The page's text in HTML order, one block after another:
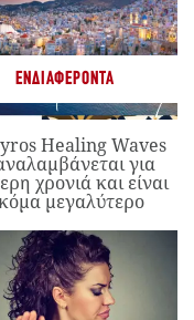
ΕΝΔΙΑΦΈΡΟΝΤΑ
Healing Waves
για
χρονιά και είναι
μεγαλύτερο